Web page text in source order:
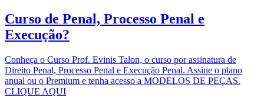
Curso de Penal, Processo Penal e
Execução?
Conheça o Curso Prof. Evinis Talon, o curso por assinatura de
Direito Penal, Processo Penal e Execução Penal. Assine o plano
anual ou o Premium e tenha acesso a MODELOS DE PEÇAS.
CLIQUE AQUI